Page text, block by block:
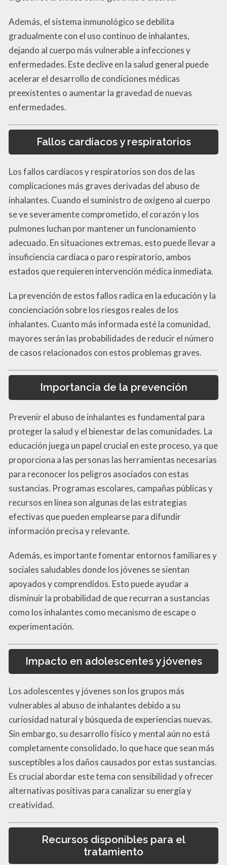
Además, el sistema inmunológico se debilita
gradualmente con el uso continuo de inhalantes,
dejando al cuerpo más vulnerable a infecciones y
enfermedades. Este declive en la salud general puede
acelerar el desarrollo de condiciones médicas
preexistentes o aumentar la gravedad de nuevas
enfermedades.
Fallos cardíacos y respiratorios
Los fallos cardíacos y respiratorios son dos de las
complicaciones más graves derivadas del abuso de
inhalantes. Cuando el suministro de oxígeno al cuerpo
se ve severamente comprometido, el corazón y los
pulmones luchan por mantener un funcionamiento
adecuado. En situaciones extremas, esto puede llevar a
insuficiencia cardíaca o paro respiratorio, ambos
estados que requieren intervención médica inmediata.
La prevención de estos fallos radica en la educación y la
concienciación sobre los riesgos reales de los
inhalantes. Cuanto más informada esté la comunidad,
mayores serán las probabilidades de reducir el número
de casos relacionados con estos problemas graves.
Importancia de la prevención
Prevenir el abuso de inhalantes es fundamental para
proteger la salud y el bienestar de las comunidades. La
educación juega un papel crucial en este proceso, ya que
proporciona a las personas las herramientas necesarias
para reconocer los peligros asociados con estas
sustancias. Programas escolares, campañas públicas y
recursos en línea son algunas de las estrategias
efectivas que pueden emplearse para difundir
información precisa y relevante.
Además, es importante fomentar entornos familiares y
sociales saludables donde los jóvenes se sientan
apoyados y comprendidos. Esto puede ayudar a
disminuir la probabilidad de que recurran a sustancias
como los inhalantes como mecanismo de escape o
experimentación.
Impacto en adolescentes y jóvenes
Los adolescentes y jóvenes son los grupos más
vulnerables al abuso de inhalantes debido a su
curiosidad natural y búsqueda de experiencias nuevas.
Sin embargo, su desarrollo físico y mental aún no está
completamente consolidado, lo que hace que sean más
susceptibles a los daños causados por estas sustancias.
Es crucial abordar este tema con sensibilidad y ofrecer
alternativas positivas para canalizar su energía y
creatividad.
Recursos disponibles para el
tratamiento